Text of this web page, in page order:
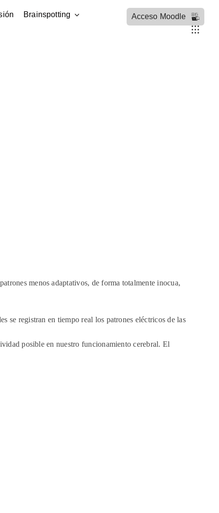
Brainspotting
Acceso Moodle
menos adaptativos, de forma totalmente inocua,
se registran en tiempo real los patrones eléctricos de las
posible en nuestro funcionamiento cerebral. El